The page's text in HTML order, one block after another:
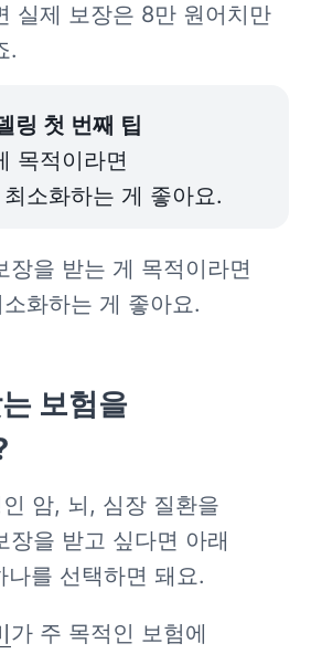
실제 보장은 8만 원어치만
.
목적이라면
소화하는 게 좋아요.
장을 받는 게 목적이라면
화하는 게 좋아요.
보험을
암, 뇌, 심장 질환을
장을 받고 싶다면 아래
를 선택하면 돼요.
가 주 목적인 보험에